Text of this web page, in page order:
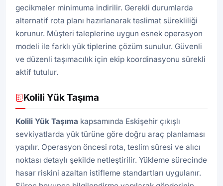
gecikmeler minimuma indirilir. Gerekli durumlarda
alternatif rota planı hazırlanarak teslimat sürekliliği
korunur. Müşteri taleplerine uygun esnek operasyon
modeli ile farklı yük tiplerine çözüm sunulur. Güvenli
ve düzenli taşımacılık için ekip koordinasyonu sürekli
aktif tutulur.
Kolili Yük Taşıma
Kolili Yük Taşıma kapsamında Eskişehir çıkışlı
sevkiyatlarda yük türüne göre doğru araç planlaması
yapılır. Operasyon öncesi rota, teslim süresi ve alıcı
noktası detaylı şekilde netleştirilir. Yükleme sürecinde
hasar riskini azaltan istifleme standartları uygulanır.